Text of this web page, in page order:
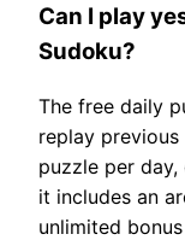
Can I play
Sudoku?
The free daily
replay
puzzle per
it includes an
unlimited